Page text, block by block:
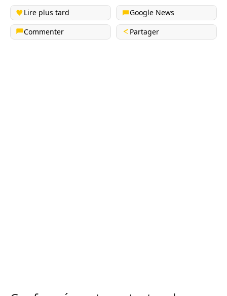
Lire plus tard
Google News
Commenter
Partager